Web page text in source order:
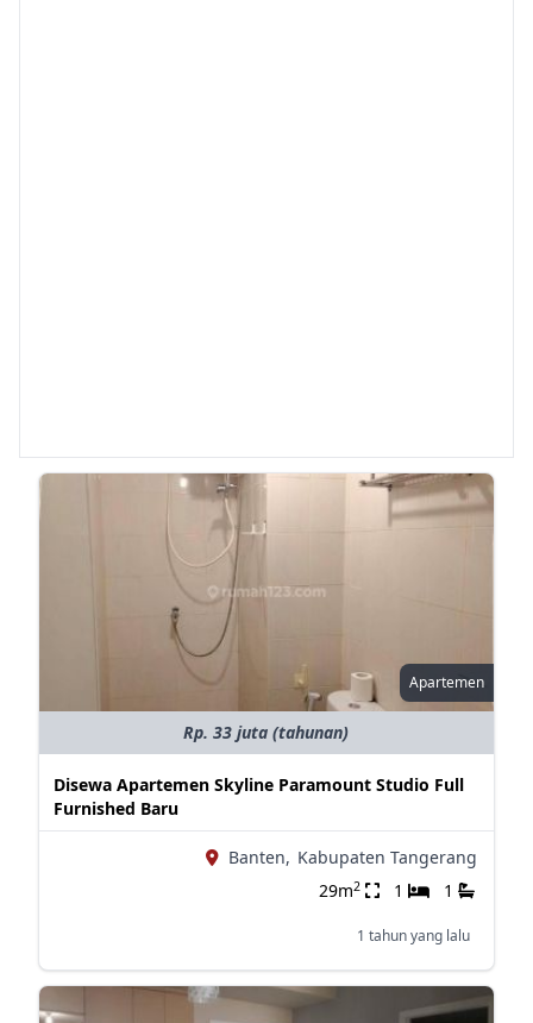
Apartemen
Rp. 33 juta (tahunan)
Disewa Apartemen Skyline Paramount Studio Full
Furnished Baru
Banten, Kabupaten Tangerang
29m2 1 1
1 tahun yang lalu